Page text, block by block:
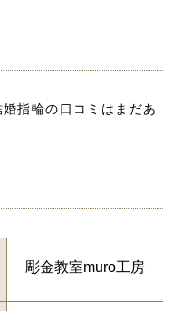
指輪の口コミはまだあ
彫金教室muro工房